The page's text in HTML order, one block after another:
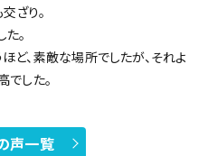
ざり。
。
ど、素敵な場所でしたが、それよ
でした。
声一覧